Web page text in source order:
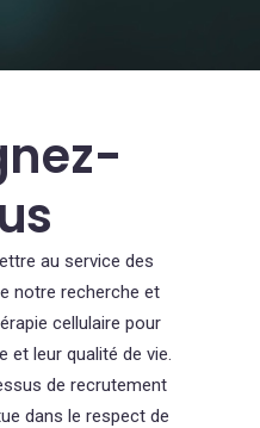
au service des
notre recherche et
cellulaire pour
et leur qualité de vie.
de recrutement
dans le respect de